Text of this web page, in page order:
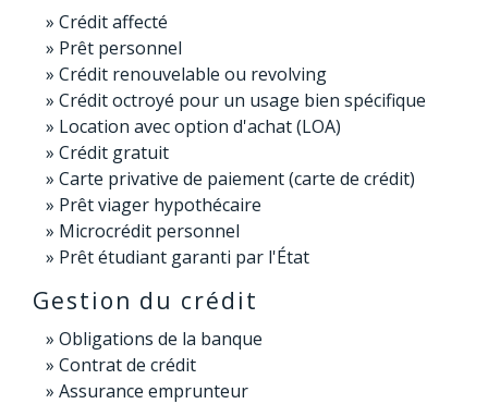
Crédit affecté
Prêt personnel
Crédit renouvelable ou revolving
Crédit octroyé pour un usage bien spécifique
Location avec option d'achat (LOA)
Crédit gratuit
Carte privative de paiement (carte de crédit)
Prêt viager hypothécaire
Microcrédit personnel
Prêt étudiant garanti par l'État
Gestion du crédit
Obligations de la banque
Contrat de crédit
Assurance emprunteur